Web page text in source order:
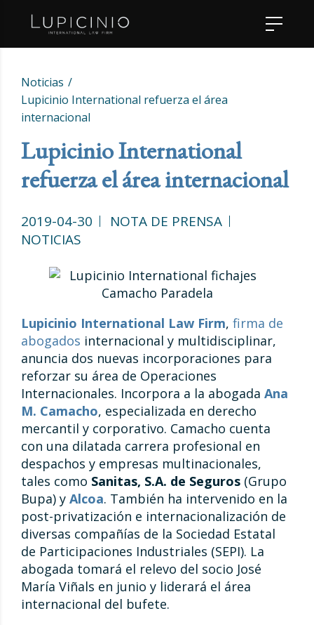
Noticias
Lupicinio International refuerza el área
internacional
Lupicinio International
refuerza el área internacional
2019-04-30
NOTA DE PRENSA
NOTICIAS
Lupicinio International Law Firm, firma de
abogados internacional y multidisciplinar,
anuncia dos nuevas incorporaciones para
reforzar su área de Operaciones
Internacionales. Incorpora a la abogada Ana
M. Camacho, especializada en derecho
mercantil y corporativo. Camacho cuenta
con una dilatada carrera profesional en
despachos y empresas multinacionales,
tales como Sanitas, S.A. de Seguros (Grupo
Bupa) y Alcoa. También ha intervenido en la
post-privatización e internacionalización de
diversas compañías de la Sociedad Estatal
de Participaciones Industriales (SEPI). La
abogada tomará el relevo del socio José
María Viñals en junio y liderará el área
internacional del bufete.